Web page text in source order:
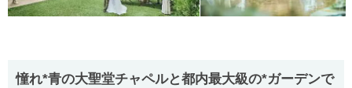
憧れ*青の大聖堂チャペルと都内最大級の*ガーデンで